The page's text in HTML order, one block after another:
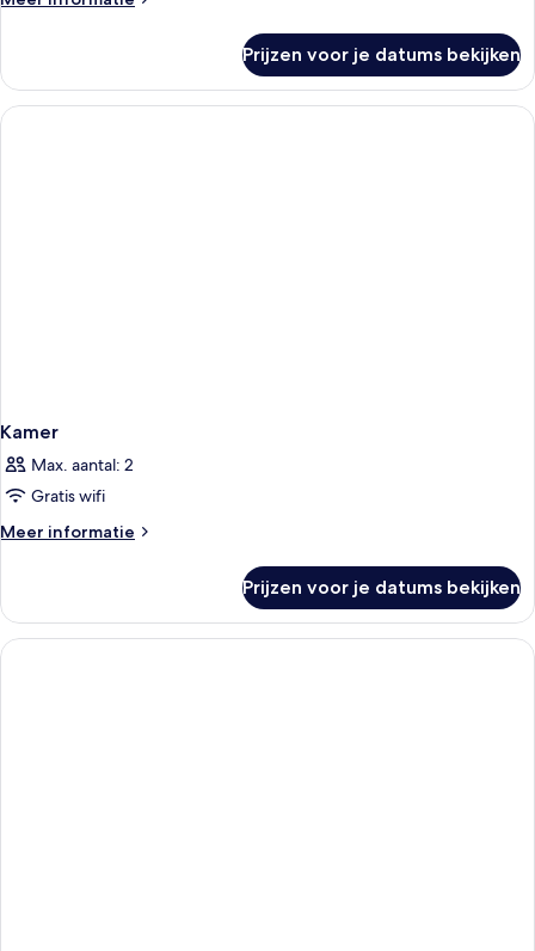
Prijzen voor je datums bekijken
Kamer
Max. aantal: 2
Gratis wifi
Meer informatie
Meer
Prijzen voor je datums bekijken